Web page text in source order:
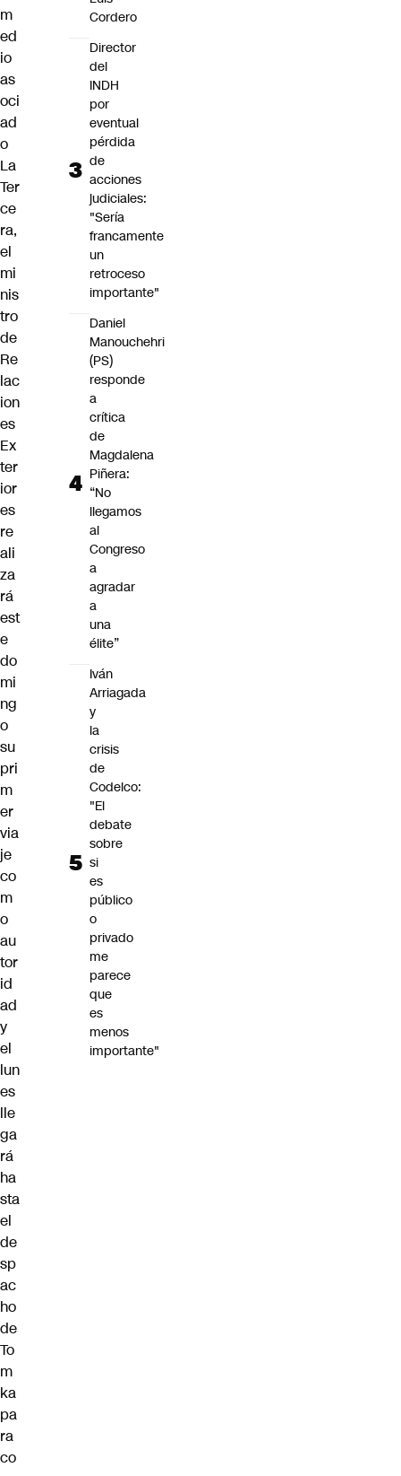
m
ed
io
as
oci
ad
o
La
Ter
ce
ra,
el
mi
nis
tro
de
Re
lac
ion
es
Ex
ter
ior
es
re
ali
za
rá
est
e
do
mi
ng
o
su
pri
m
er
via
je
co
m
o
au
tor
id
ad
y
el
lun
es
lle
ga
rá
ha
sta
el
de
sp
ac
ho
de
To
m
ka
pa
ra
co
Cordero
Director
del
INDH
por
eventual
pérdida
de
acciones
judiciales:
"Sería
francamente
un
retroceso
importante"
Daniel
Manouchehri
(PS)
responde
a
crítica
de
Magdalena
Piñera:
“No
llegamos
al
Congreso
a
agradar
a
una
élite”
Iván
Arriagada
y
la
crisis
de
Codelco:
"El
debate
sobre
si
es
público
o
privado
me
parece
que
es
menos
importante"